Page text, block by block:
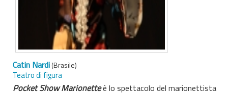
Catin Nardi(Brasile)
Teatro di figura
Pocket Show Marionetteè lo spettacolo del marionettista